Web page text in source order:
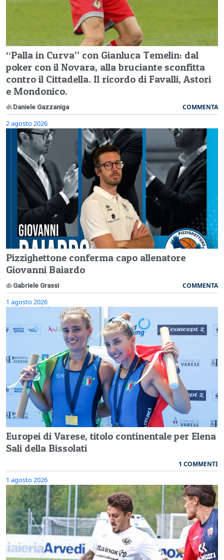
“Palla in Curva” con Gianluca Temelin: dal
poker con il Novara, alla bruciante sconfitta
contro il Cittadella. Il ricordo di Favalli, Astori
e Mondonico.
di Daniele Gazzaniga COMMENTA
2 agosto 2026
Pizzighettone conferma capo allenatore
Giovanni Baiardo
di Gabriele Grassi COMMENTA
1 agosto 2026
Europei di Varese, titolo continentale per Elena
Sali della Bissolati
1 COMMENTI
1 agosto 2026